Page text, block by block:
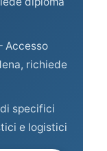
Accesso
richiede
specifici
e logistici